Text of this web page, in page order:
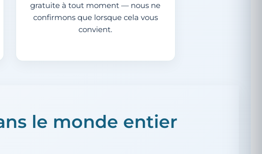
gratuite à tout moment — nous ne
confirmons que lorsque cela vous
convient.
le monde entier